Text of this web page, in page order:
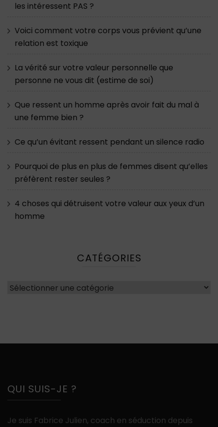
les intéressent PAS ?
Voici comment votre corps vous prévient qu’une
relation est toxique
La vérité sur votre valeur personnelle que
personne ne vous dit (estime de soi)
Que ressent un homme après avoir fait du mal à
une femme bien ?
Ce qu’un évitant ressent pendant un silence radio
Pourquoi de plus en plus de femmes disent qu’elles
préfèrent rester seules ?
4 choses qui détruisent votre valeur aux yeux d’un
homme
CATÉGORIES
Catégories
QUI SUIS-JE ?
Je suis Fabrice Julien, coach en séduction depuis